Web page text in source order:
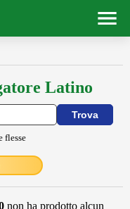
Latino
flesse
non ha prodotto alcun